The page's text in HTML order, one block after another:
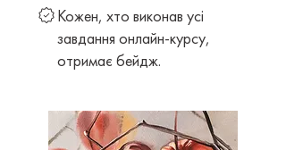
Кожен, хто виконав усі
завдання онлайн-курсу,
отримає бейдж.